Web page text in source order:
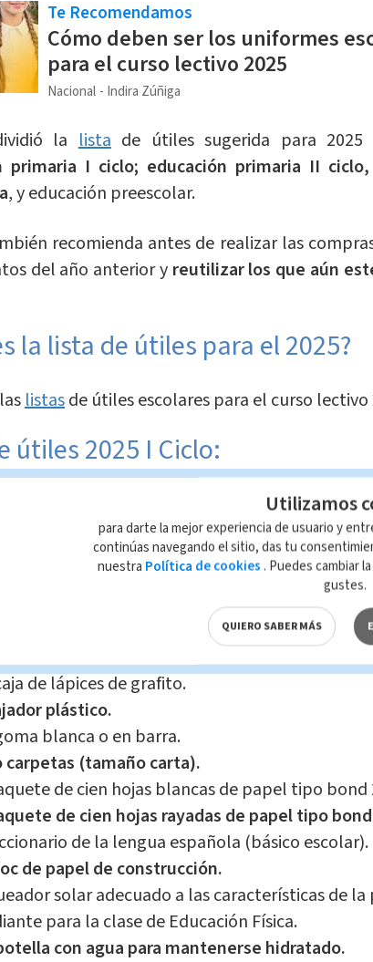
Te Recomendamos
Cómo deben ser los uniformes
para el curso lectivo 2025
Nacional Indira Zúñiga
lalista de útiles sugerida para 2025
primaria I ciclo; educación primaria II ciclo,
, y educación preescolar.
recomienda antes de realizar las
del año anterior yreutilizar los que aún
la lista de útiles para el 2025?
listasde útiles escolares para el curso lectivo
útiles 2025 I Ciclo:
de cien hojas por asignatura (5).
de 50 hojas cuadriculadas.
de caligrafía de 50 hojas.
de geometría.
tijera escolar (pequeña de metal o plástica)
para lápiz de grafito.
de lápices de grafito.
plástico.
blanca o en barra.
carpetas (tamaño carta).
de cien hojas blancas de papel tipo bond
de cien hojas rayadas de papel tipo
de la lengua española (básico escolar).
de papel de construcción.
solar adecuado a las características de la
para la clase de Educación Física.
con agua para mantenerse hidratado.
Utilizamos
para darte la mejor experiencia de usuario y
continúas navegando el sitio, das tu
nuestra Política de cookies . Puedes cambiar
gustes.
QUIERO SABER MÁS